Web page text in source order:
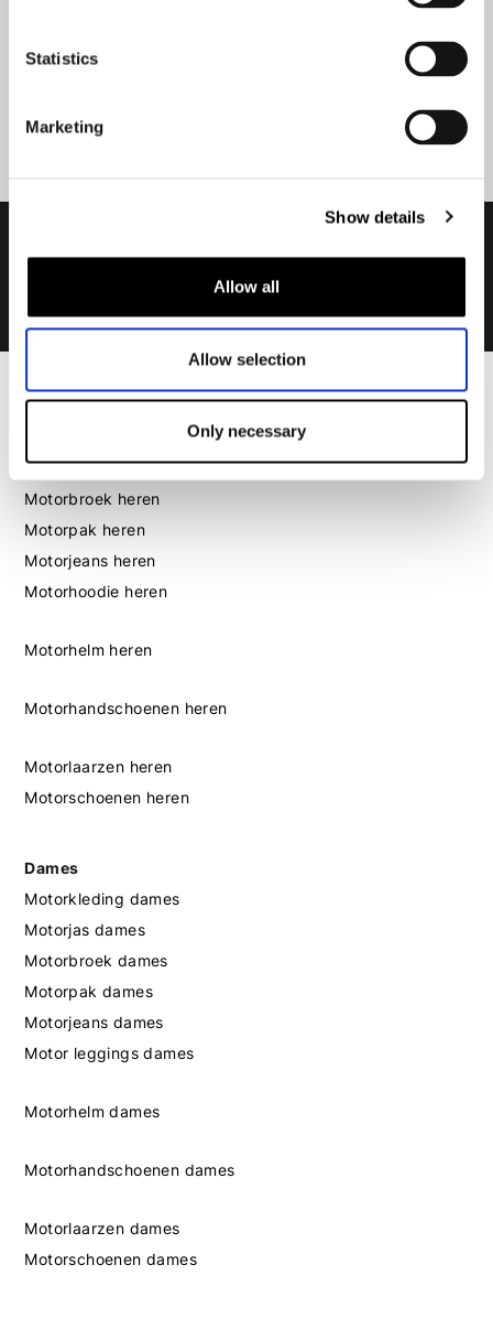
Statistics
Marketing
Show details
Allow all
Allow selection
Only necessary
Heren
Motorjas heren
Motorbroek heren
Motorpak heren
Motorjeans heren
Motorhoodie heren
Motorhelm heren
Motorhandschoenen heren
Motorlaarzen heren
Motorschoenen heren
Dames
Motorkleding dames
Motorjas dames
Motorbroek dames
Motorpak dames
Motorjeans dames
Motor leggings dames
Motorhelm dames
Motorhandschoenen dames
Motorlaarzen dames
Motorschoenen dames